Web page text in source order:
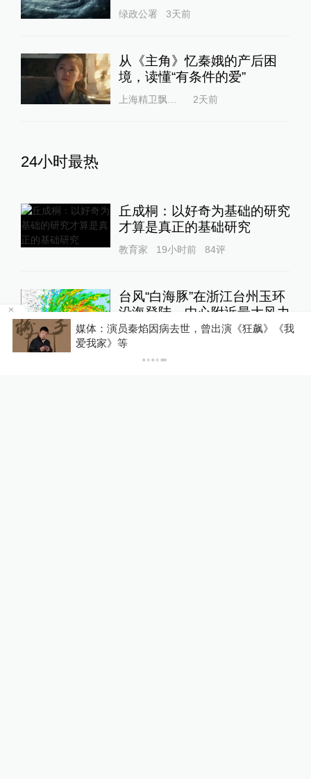
绿政公署 3天前
从《主角》忆秦娥的产后困
境，读懂“有条件的爱”
上海精卫飘扬的绿丝带 2天前
24小时最热
丘成桐：以好奇为基础的研究
才算是真正的基础研究
教育家 19小时前 84评
台风“白海豚”在浙江台州玉环
沿海登陆，中心附近最大风力
14级
绿政公署
媒体：演员秦焰因病去世，曾出演《狂飙》《我
爱我家》等